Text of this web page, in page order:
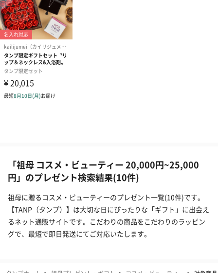
「祖母 コスメ・ビューティー 20,000円~25,000
円」のプレゼント検索結果(10件)
祖母に贈るコスメ・ビューティーのプレゼント一覧(10件)です。
【TANP（タンプ）】は大切な日にぴったりな「ギフト」に出会え
るネット通販サイトです。こだわりの商品をこだわりのラッピン
グで、最短で即日発送にてご対応いたします。